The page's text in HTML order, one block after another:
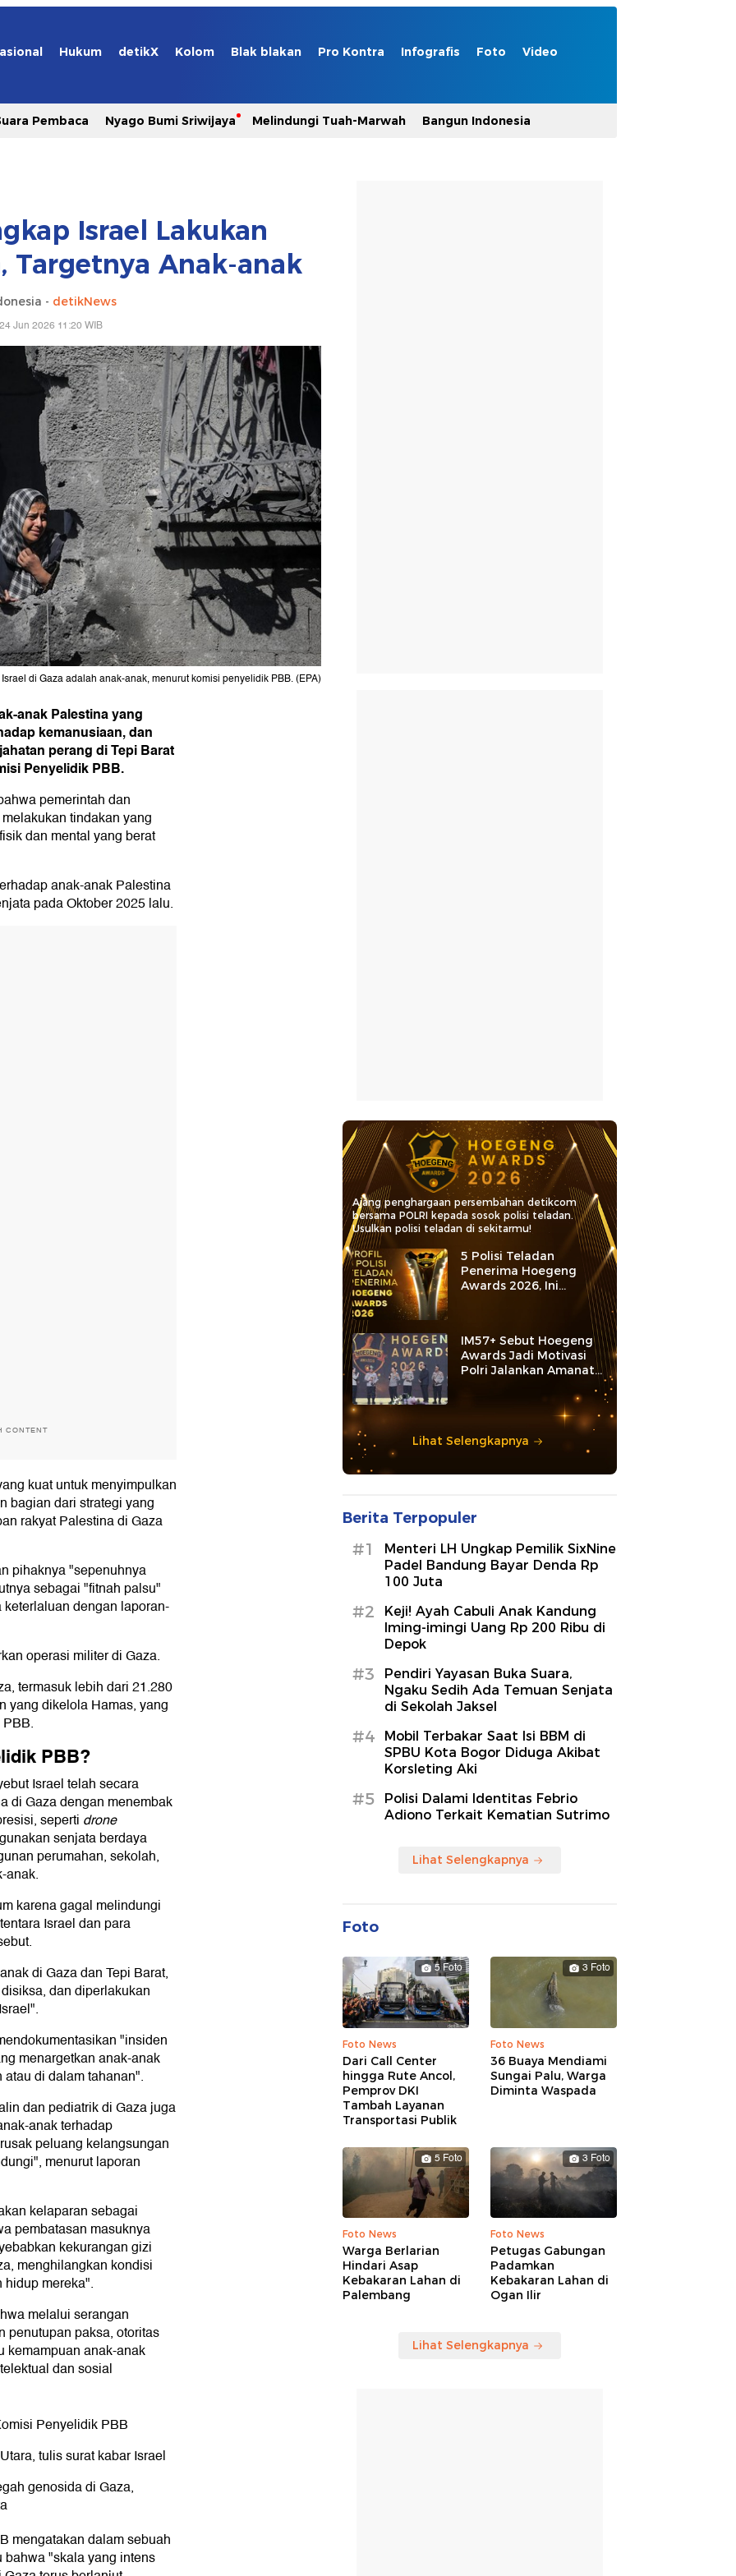
Hukum detikX Kolom Blak blakan Pro Kontra Infografis Foto Video
Pembaca Nyago Bumi Sriwijaya Melindungi Tuah-Marwah Bangun Indonesia
Israel Lakukan
Targetnya Anak-anak
- detikNews
Jun 2026 11:20 WIB
di Gaza adalah anak-anak, menurut komisi penyelidik PBB. (EPA)
anak Palestina yang
kemanusiaan, dan
perang di Tepi Barat
Penyelidik PBB.
pemerintah dan
tindakan yang
dan mental yang berat
anak-anak Palestina
pada Oktober 2025 lalu.
CONTENT
kuat untuk menyimpulkan
bagian dari strategi yang
rakyat Palestina di Gaza
pihaknya "sepenuhnya
sebagai "fitnah palsu"
dengan laporan-
operasi militer di Gaza.
termasuk lebih dari 21.280
yang dikelola Hamas, yang
PBB?
Israel telah secara
di Gaza dengan menembak
seperti drone
senjata berdaya
perumahan, sekolah,
anak.
karena gagal melindungi
Israel dan para
di Gaza dan Tepi Barat,
dan diperlakukan
"insiden
menargetkan anak-anak
di dalam tahanan".
dan pediatrik di Gaza juga
anak terhadap
peluang kelangsungan
menurut laporan
kelaparan sebagai
pembatasan masuknya
kekurangan gizi
menghilangkan kondisi
mereka".
melalui serangan
penutupan paksa, otoritas
kemampuan anak-anak
dan sosial
Penyelidik PBB
tulis surat kabar Israel
genosida di Gaza,
mengatakan dalam sebuah
"skala yang intens
Ajang penghargaan persembahan detikcom
bersama POLRI kepada sosok polisi teladan.
Usulkan polisi teladan di sekitarmu!
5 Polisi Teladan
Penerima Hoegeng
Awards 2026, Ini
Kategori dan Kiprahnya
IM57+ Sebut Hoegeng
Awards Jadi Motivasi
Polri Jalankan Amanat
Lihat Selengkapnya
Berita Terpopuler
#1
Menteri LH Ungkap Pemilik SixNine
Padel Bandung Bayar Denda Rp
100 Juta
#2
Keji! Ayah Cabuli Anak Kandung
Iming-imingi Uang Rp 200 Ribu di
Depok
#3
Pendiri Yayasan Buka Suara,
Ngaku Sedih Ada Temuan Senjata
di Sekolah Jaksel
#4
Mobil Terbakar Saat Isi BBM di
SPBU Kota Bogor Diduga Akibat
Korsleting Aki
#5
Polisi Dalami Identitas Febrio
Adiono Terkait Kematian Sutrimo
Lihat Selengkapnya
Foto
5 Foto
Foto News
Dari Call Center
hingga Rute Ancol,
Pemprov DKI
Tambah Layanan
Transportasi Publik
3 Foto
Foto News
36 Buaya Mendiami
Sungai Palu, Warga
Diminta Waspada
5 Foto
Foto News
Warga Berlarian
Hindari Asap
Kebakaran Lahan di
Palembang
3 Foto
Foto News
Petugas Gabungan
Padamkan
Kebakaran Lahan di
Ogan Ilir
Lihat Selengkapnya